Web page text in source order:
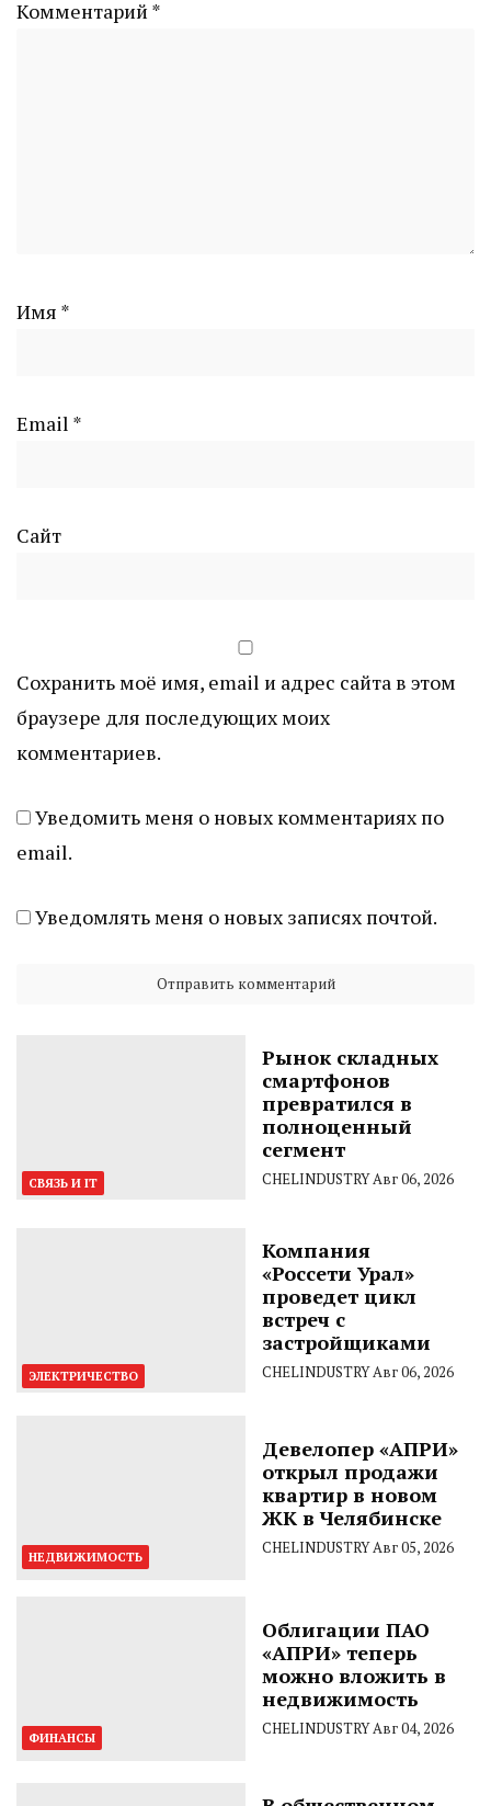
Комментарий *
Имя *
Email *
Сайт
Сохранить моё имя, email и адрес сайта в этом
браузере для последующих моих
комментариев.
Уведомить меня о новых комментариях по
email.
Уведомлять меня о новых записях почтой.
СВЯЗЬ И IT
Рынок складных
смартфонов
превратился в
полноценный
сегмент
CHELINDUSTRYАвг 06, 2026
ЭЛЕКТРИЧЕСТВО
Компания
«Россети Урал»
проведет цикл
встреч с
застройщиками
CHELINDUSTRYАвг 06, 2026
НЕДВИЖИМОСТЬ
Девелопер «АПРИ»
открыл продажи
квартир в новом
ЖК в Челябинске
CHELINDUSTRYАвг 05, 2026
ФИНАНСЫ
Облигации ПАО
«АПРИ» теперь
можно вложить в
недвижимость
CHELINDUSTRYАвг 04, 2026